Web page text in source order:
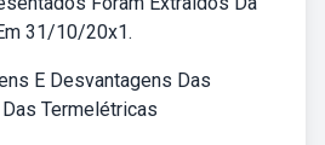
31/10/20x1.
E Desvantagens Das
Termelétricas